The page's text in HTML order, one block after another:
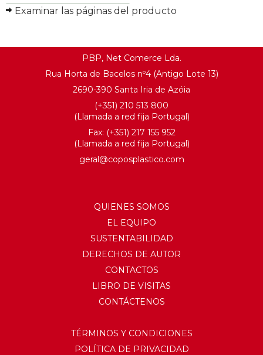
SABER MÁS
Examinar las páginas del producto
PBP, Net Comerce Lda.
Rua Horta de Bacelos nº4 (Antigo Lote 13)
2690-390 Santa Iria de Azóia
(+351) 210 513 800
(Llamada a red fija Portugal)
Fax: (+351) 217 155 952
(Llamada a red fija Portugal)
geral@coposplastico.com
QUIENES SOMOS
EL EQUIPO
SUSTENTABILIDAD
DERECHOS DE AUTOR
CONTACTOS
LIBRO DE VISITAS
CONTÁCTENOS
TÉRMINOS Y CONDICIONES
POLÍTICA DE PRIVACIDAD